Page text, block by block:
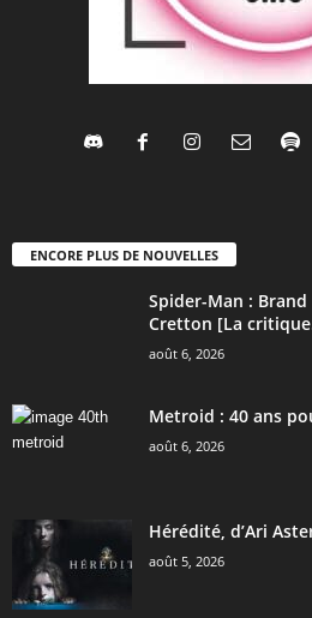
ENCORE PLUS DE NOUVELLES
Spider-Man :
Cretton [La
août 6, 2026
Metroid : 40 ans
août 6, 2026
Hérédité, d’Ari
août 5, 2026